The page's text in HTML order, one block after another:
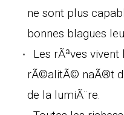
ne sont plus
bonnes blagues
Les rÃªves
rÃ©alitÃ© naÃ®t
de la lumiÃ¨re.